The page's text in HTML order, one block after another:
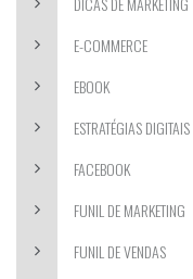
E-COMMERCE
EBOOK
ESTRATÉGIAS DIGITAIS
FACEBOOK
FUNIL DE MARKETING
FUNIL DE VENDAS